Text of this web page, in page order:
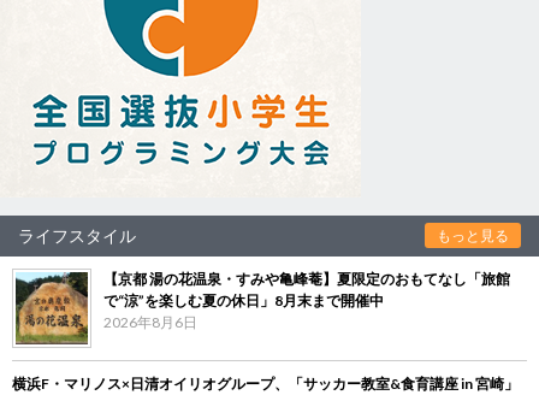
ライフスタイル もっと見る
【京都 湯の花温泉・すみや亀峰菴】夏限定のおもてなし「旅館
で“涼”を楽しむ夏の休日」8月末まで開催中
2026年8月6日
横浜F・マリノス×日清オイリオグループ、「サッカー教室&食育講座 in 宮崎」